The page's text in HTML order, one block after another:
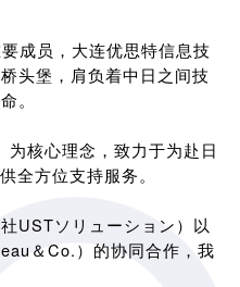
成员，大连优思特信息技
头堡，肩负着中日之间技
。
核心理念，致力于为赴日
全方位支持服务。
USTソリューション）以
＆Co.）的协同合作，我